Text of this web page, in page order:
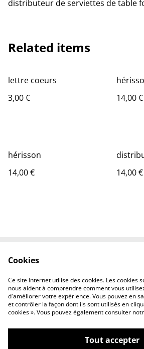
distributeur de serviettes de table
Related items
lettre coeurs
3,00 €
14,00 €
hérisson
14,00 €
14,00 €
Politique de
confidentialité
Cookies
Ce site Internet utilise des cookies. Les cookies
nous aident à comprendre comment vous
d'améliorer votre expérience. Vous pouvez en
et contrôler la façon dont ils sont utilisés en
cookies ». Vous pouvez également consulter
Tout accepter